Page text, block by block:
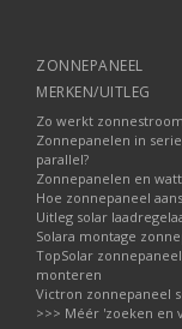
ZONNEPANEEL
MERKEN/UITLEG
Zo werkt zonnestroom
Zonnepanelen in
parallel?
Zonnepanelen en
Hoe zonnepaneel
Uitleg solar
Solara montage
TopSolar zonnepaneel
monteren
Victron zonnepaneel
>>> Méér 'zoeken en